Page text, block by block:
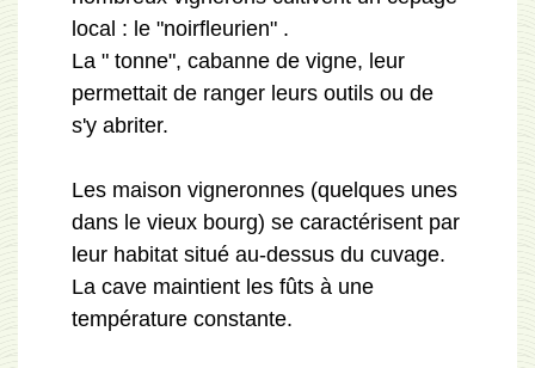
local : le "noirfleurien" .
La " tonne", cabanne de vigne, leur
permettait de ranger leurs outils ou de
s'y abriter.
Les maison vigneronnes (quelques unes
dans le vieux bourg) se caractérisent par
leur habitat situé au-dessus du cuvage.
La cave maintient les fûts à une
température constante.